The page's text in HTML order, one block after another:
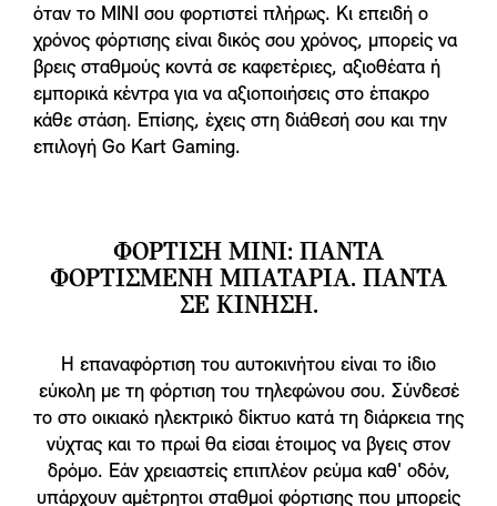
όταν το MINI σου φορτιστεί πλήρως. Κι επειδή ο
χρόνος φόρτισης είναι δικός σου χρόνος, μπορείς να
βρεις σταθμούς κοντά σε καφετέριες, αξιοθέατα ή
εμπορικά κέντρα για να αξιοποιήσεις στο έπακρο
κάθε στάση. Επίσης, έχεις στη διάθεσή σου και την
επιλογή Go Kart Gaming.
ΦΟΡΤΙΣΗ MINI: ΠΑΝΤΑ
ΦΟΡΤΙΣΜΕΝΗ ΜΠΑΤΑΡΙΑ. ΠΑΝΤΑ
ΣΕ ΚΙΝΗΣΗ.
Η επαναφόρτιση του αυτοκινήτου είναι το ίδιο
εύκολη με τη φόρτιση του τηλεφώνου σου. Σύνδεσέ
το στο οικιακό ηλεκτρικό δίκτυο κατά τη διάρκεια της
νύχτας και το πρωί θα είσαι έτοιμος να βγεις στον
δρόμο. Εάν χρειαστείς επιπλέον ρεύμα καθ' οδόν,
υπάρχουν αμέτρητοι σταθμοί φόρτισης που μπορείς